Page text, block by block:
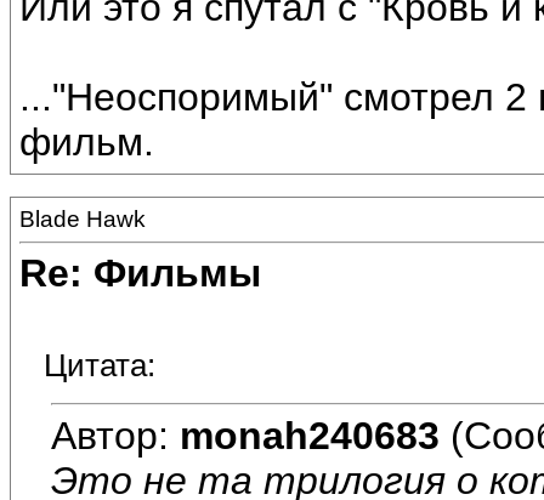
..."Неоспоримый" смотрел 2
фильм.
Blade Hawk
Re: Фильмы
Цитата:
Автор: monah240683
Это не та трилогия о